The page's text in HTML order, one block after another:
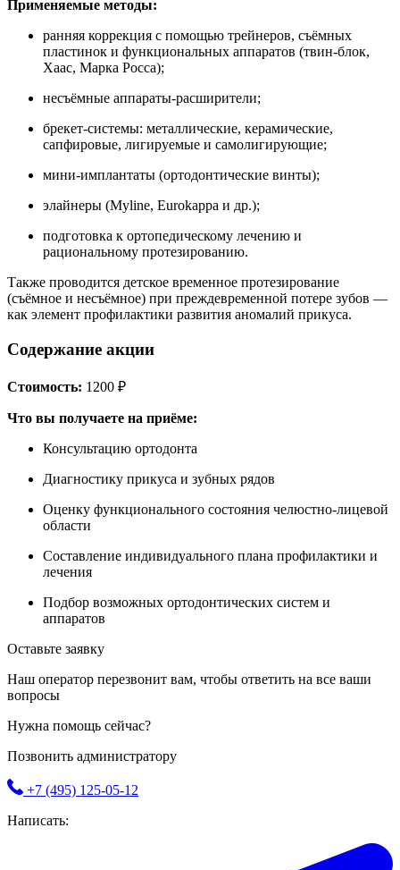
Применяемые методы:
ранняя коррекция с помощью трейнеров, съёмных
пластинок и функциональных аппаратов (твин-блок,
Хаас, Марка Росса);
несъёмные аппараты-расширители;
брекет-системы: металлические, керамические,
сапфировые, лигируемые и самолигирующие;
мини-имплантаты (ортодонтические винты);
элайнеры (Myline, Eurokappa и др.);
подготовка к ортопедическому лечению и
рациональному протезированию.
Также проводится детское временное протезирование
(съёмное и несъёмное) при преждевременной потере зубов —
как элемент профилактики развития аномалий прикуса.
Содержание акции
Стоимость: 1200 ₽
Что вы получаете на приёме:
Консультацию ортодонта
Диагностику прикуса и зубных рядов
Оценку функционального состояния челюстно-лицевой
области
Составление индивидуального плана профилактики и
лечения
Подбор возможных ортодонтических систем и
аппаратов
Оставьте заявку
Наш оператор перезвонит вам, чтобы ответить на все ваши
вопросы
Нужна помощь сейчас?
Позвонить администратору
+7 (495) 125-05-12
Написать: